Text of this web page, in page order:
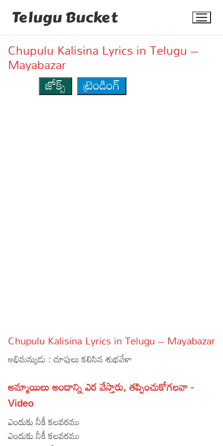
Telugu Bucket
Articles
Devotional
Christianity
Hinduism
Hindi
Lyrics in Hindi – Devotional Songs
Tamil
Chupulu Kalisina Lyrics in Telugu –
Mayabazar
జోక్స్
ట్రెండింగ్
Chupulu Kalisina Lyrics in Telugu – Mayabazar
అభిమన్యుడు : చూపులు కలిసిన శుభవేళా
అమ్మాయిలు అందాన్ని ఎర వేస్తారు, తప్పించుకోగలవా -
Video
ఎందుకు నీకీ కలవరము
ఎందుకు నీకీ కలవరము